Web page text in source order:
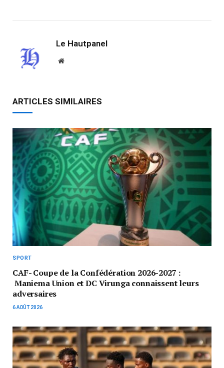
Le Hautpanel
Website
ARTICLES SIMILAIRES
SPORT
CAF- Coupe de la Confédération 2026-2027 :
Maniema Union et DC Virunga connaissent leurs
adversaires
6 AOÛT 2026